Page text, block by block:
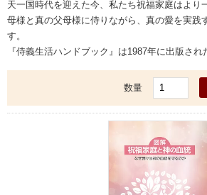
天一国時代を迎えた今、私たち祝福家庭はより
母様と真の父母様に侍りながら、真の愛を実践
す。
『侍義生活ハンドブック』は1987年に出版され
数量